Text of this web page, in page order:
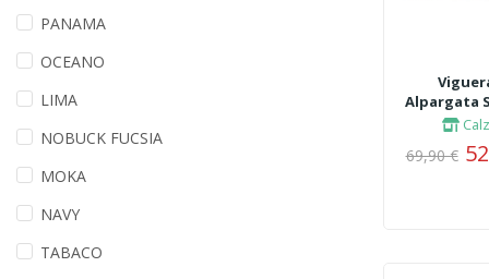
PANAMA
OCEANO
LIMA
NOBUCK FUCSIA
MOKA
NAVY
TABACO
Alpargata
69,90 €